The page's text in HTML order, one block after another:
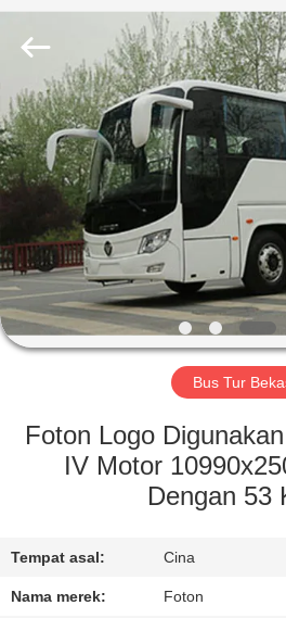
RUMAH
PRODUK
TENTANG
KAMI
TUR
KONTROL
HUBUNGI
KAMI
COOPER
LTD..
Reserved.
Bus Tur
Foton Logo
IV Motor
Dengan 53
Tempat asal: Cina
Nama merek: Foton